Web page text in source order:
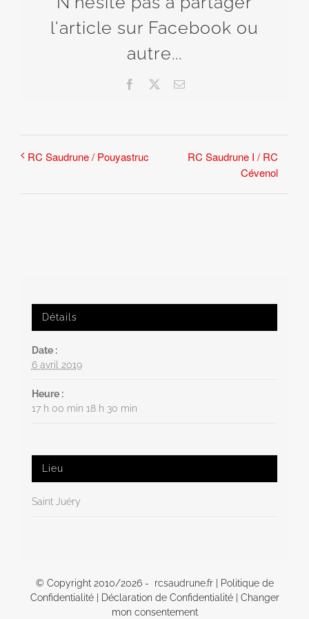
l'article sur Facebook ou
autre...
Facebook Email
RC Saudrune / Pouyastruc
RC Saudrune I / RC
Cévenol
Détails
Date :
6 avril 2019
Heure :
17 h 00 min 18 h 30 min
Lieu
Saint Juéry
© Copyright 2010/2026 - rcsaudrune.fr | Politique de
Confidentialité| Déclaration de Confidentialité| Changer
mon consentement